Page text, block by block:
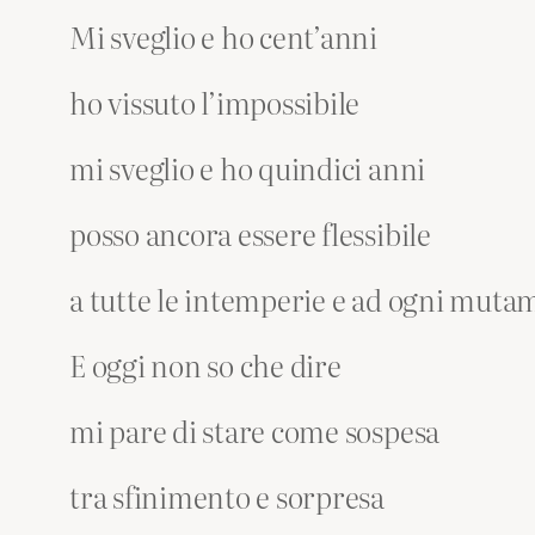
Mi sveglio e ho cent’anni
ho vissuto l’impossibile
mi sveglio e ho quindici anni
posso ancora essere flessibile
a tutte le intemperie e ad ogni
E oggi non so che dire
mi pare di stare come sospesa
tra sfinimento e sorpresa